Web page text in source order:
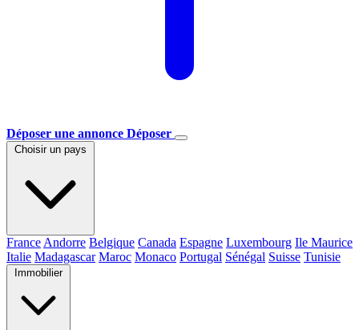
Déposer une annonce Déposer
Choisir un pays
France Andorre Belgique Canada Espagne Luxembourg Ile Maurice
Italie Madagascar Maroc Monaco Portugal Sénégal Suisse Tunisie
Immobilier